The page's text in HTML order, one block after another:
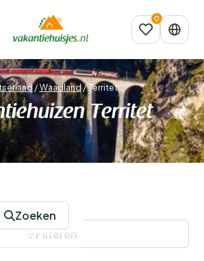
/ Waadland /Territet
Territet
Zoeken
Filteren